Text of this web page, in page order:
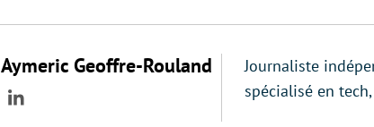
Aymeric Geoffre-Rouland
LinkedIn
Journaliste
spécialisé en